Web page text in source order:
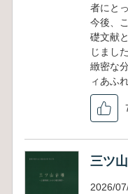
者にと
今後、
礎文献
じまし
緻密な
ィあふ
三ツ
2026/